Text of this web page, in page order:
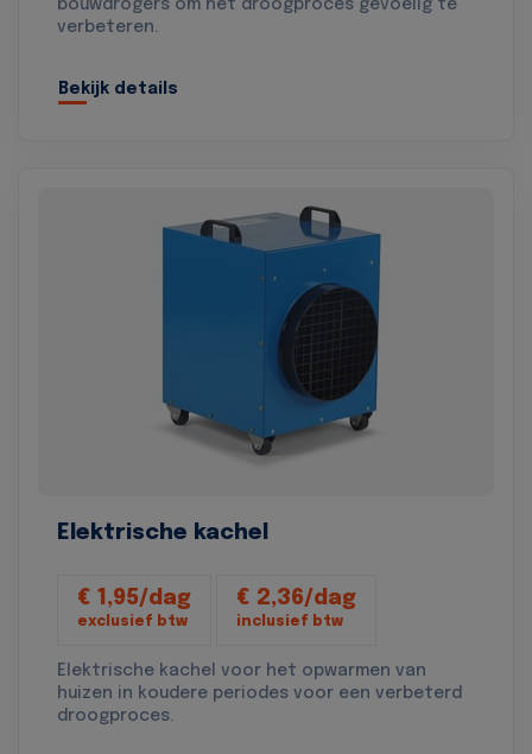
bouwdrogers om het droogproces gevoelig te
verbeteren.
Bekijk details
Elektrische kachel
€ 1,95/dag
exclusief btw
€ 2,36/dag
inclusief btw
Elektrische kachel voor het opwarmen van
huizen in koudere periodes voor een verbeterd
droogproces.